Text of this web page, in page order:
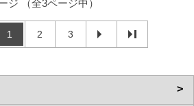
ジ （全3ページ中）
1 2 3